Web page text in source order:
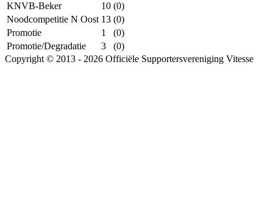
KNVB-Beker
10 (0)
Noodcompetitie N Oost 13 (0)
Promotie
1
(0)
Promotie/Degradatie
3
(0)
Copyright © 2013 - 2026 Officiële Supportersvereniging Vitesse